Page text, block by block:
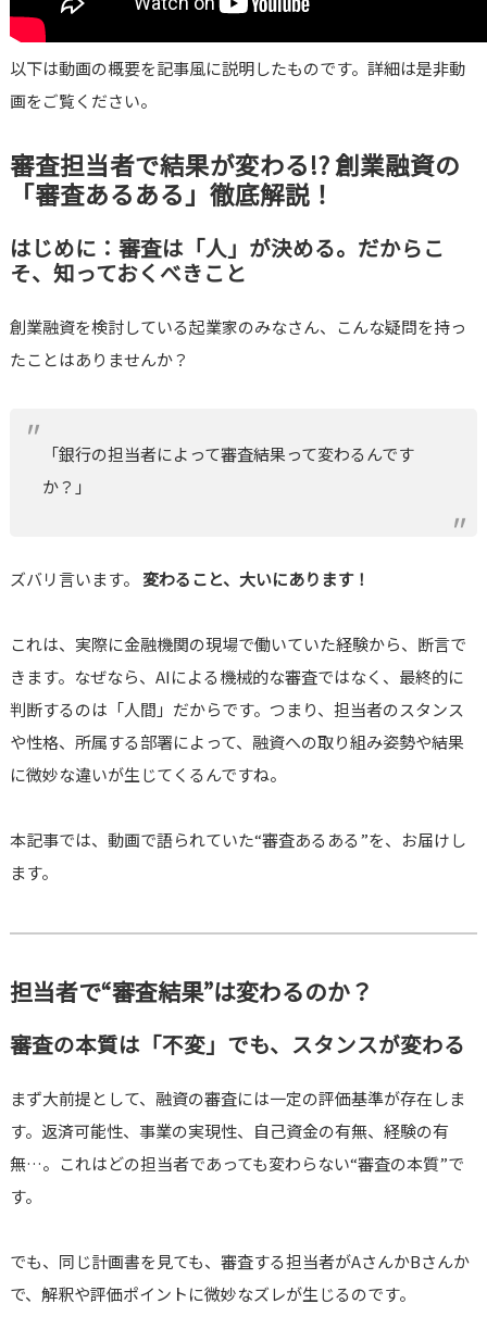
以下は動画の概要を記事風に説明したものです。詳細は是非動
画をご覧ください。
審査担当者で結果が変わる!? 創業融資の
「審査あるある」徹底解説！
はじめに：審査は「人」が決める。だからこ
そ、知っておくべきこと
創業融資を検討している起業家のみなさん、こんな疑問を持っ
たことはありませんか？
「銀行の担当者によって審査結果って変わるんです
か？」
ズバリ言います。 変わること、大いにあります！
これは、実際に金融機関の現場で働いていた経験から、断言で
きます。なぜなら、AIによる機械的な審査ではなく、最終的に
判断するのは「人間」だからです。つまり、担当者のスタンス
や性格、所属する部署によって、融資への取り組み姿勢や結果
に微妙な違いが生じてくるんですね。
本記事では、動画で語られていた“審査あるある”を、お届けし
ます。
担当者で“審査結果”は変わるのか？
審査の本質は「不変」でも、スタンスが変わる
まず大前提として、融資の審査には一定の評価基準が存在しま
す。返済可能性、事業の実現性、自己資金の有無、経験の有
無…。これはどの担当者であっても変わらない“審査の本質”で
す。
でも、同じ計画書を見ても、審査する担当者がAさんかBさんか
で、解釈や評価ポイントに微妙なズレが生じるのです。